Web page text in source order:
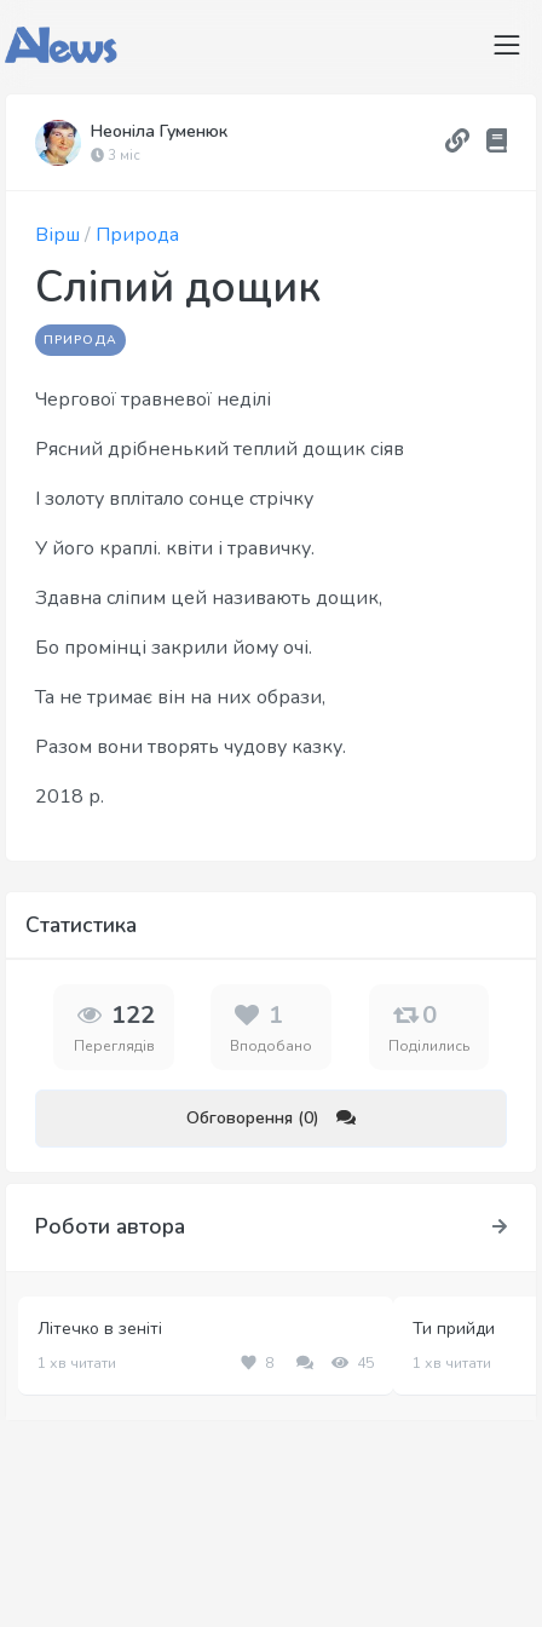
Неоніла Гуменюк
3 міс
Вірш / Природа
Сліпий дощик
ПРИРОДА
Чергової травневої неділі
Рясний дрібненький теплий дощик сіяв
І золоту вплітало сонце стрічку
У його краплі. квіти і травичку.
Здавна сліпим цей називають дощик,
Бо промінці закрили йому очі.
Та не тримає він на них образи,
Разом вони творять чудову казку.
2018 р.
Статистика
122
Переглядів
1
Вподобано
0
Поділились
Обговорення (0)
Роботи автора
Літечко в зеніті
1 хв читати 8 45
Ти прийди
1 хв читати